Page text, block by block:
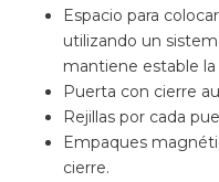
Espacio para
utilizando un
mantiene estable
Puerta con cierre
Rejillas por cada
Empaques
cierre.